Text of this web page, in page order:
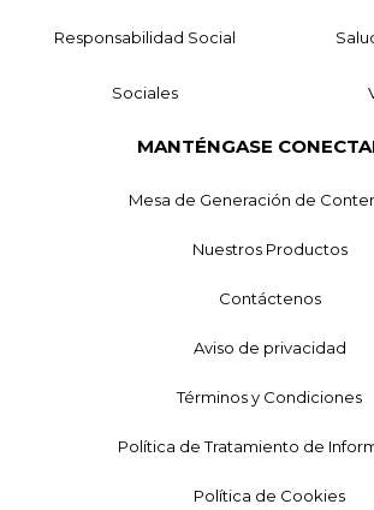
Responsabilidad Social
Sociales
MANTÉNGASE
Mesa de Generación de
Nuestros Productos
Contáctenos
Aviso de privacidad
Términos y Condiciones
Política de Tratamiento de
Política de Cookies